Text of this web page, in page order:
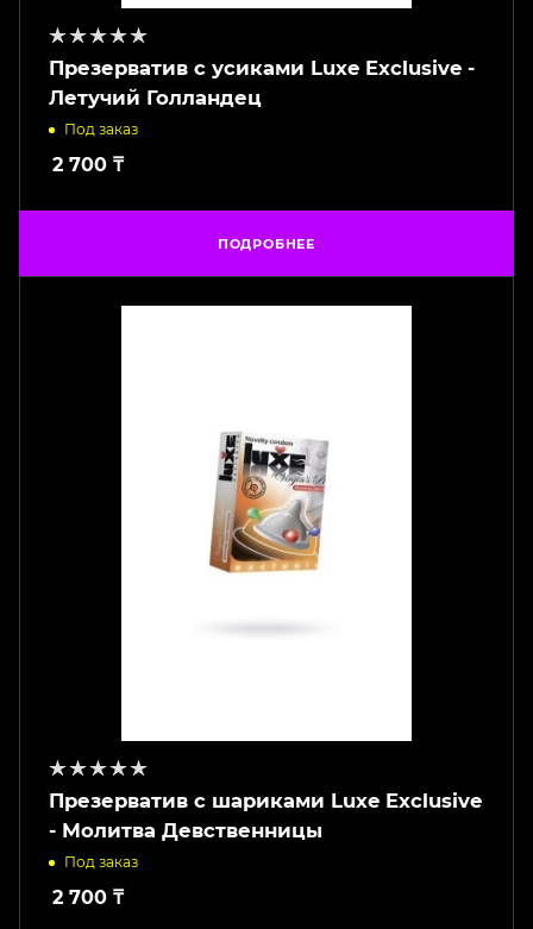
Презерватив с усиками Luxe Exclusive -
Летучий Голландец
Под заказ
2 700 ₸
ПОДРОБНЕЕ
Презерватив с шариками Luxe Exclusive
- Молитва Девственницы
Под заказ
2 700 ₸